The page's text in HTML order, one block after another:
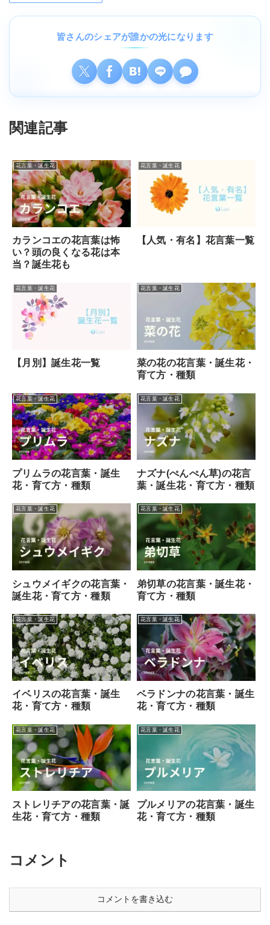
皆さんのシェアが誰かの光になります
関連記事
花言葉・誕生花
カランコエの花言葉は怖
い？頭の良くなる花は本
当？誕生花も
花言葉・誕生花
【人気・有名】花言葉一覧
花言葉・誕生花
【月別】誕生花一覧
花言葉・誕生花
菜の花の花言葉・誕生花・
育て方・種類
花言葉・誕生花
プリムラの花言葉・誕生
花・育て方・種類
花言葉・誕生花
ナズナ(ぺんぺん草)の花言
葉・誕生花・育て方・種類
花言葉・誕生花
シュウメイギクの花言葉・
誕生花・育て方・種類
花言葉・誕生花
弟切草の花言葉・誕生花・
育て方・種類
花言葉・誕生花
イベリスの花言葉・誕生
花・育て方・種類
花言葉・誕生花
ベラドンナの花言葉・誕生
花・育て方・種類
花言葉・誕生花
ストレリチアの花言葉・誕
生花・育て方・種類
花言葉・誕生花
プルメリアの花言葉・誕生
花・育て方・種類
コメント
コメントを書き込む